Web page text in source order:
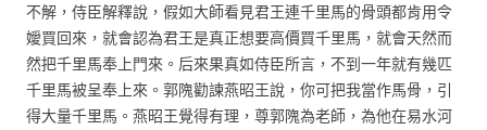
不解，侍臣解釋說，假如大師看見君王連千里馬的骨頭都肯用令
嬡買回來，就會認為君王是真正想要高價買千里馬，就會天然而
然把千里馬奉上門來。后來果真如侍臣所言，不到一年就有幾匹
千里馬被呈奉上來。郭隗勸諫燕昭王說，你可把我當作馬骨，引
得大量千里馬。燕昭王覺得有理，尊郭隗為老師，為他在易水河